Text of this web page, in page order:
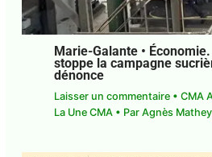
Marie-Galante •
stoppe la campagne
dénonce
Laisser un commentaire • CMA
La Une CMA• Par Agnès Mathey